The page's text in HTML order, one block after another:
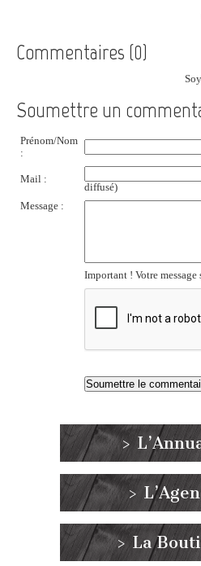
Commentaires (0)
Soumettre un
Prénom/Nom
:
Mail :
diffusé)
Message :
Important ! Votre
>
>
> La